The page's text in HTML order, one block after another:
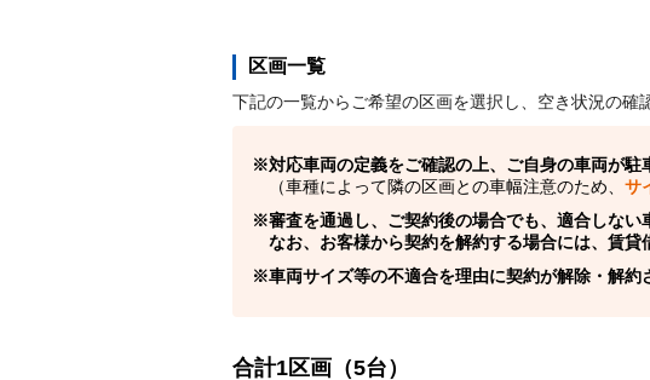
区画一覧
下記の一覧からご希望の区画を選択し、空き状況の確
対応車両の定義をご確認の上、ご自身の車両が駐
（車種によって隣の区画との車幅注意のため、 サ
審査を通過し、ご契約後の場合でも、適合しない
なお、お客様から契約を解約する場合には、賃貸
車両サイズ等の不適合を理由に契約が解除・解約
合計1区画（5台）